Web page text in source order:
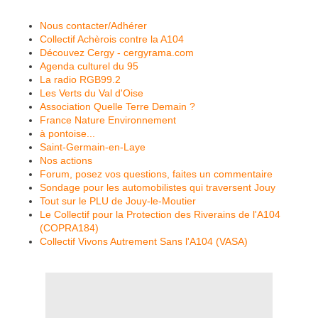
Nous contacter/Adhérer
Collectif Achèrois contre la A104
Découvez Cergy - cergyrama.com
Agenda culturel du 95
La radio RGB99.2
Les Verts du Val d'Oise
Association Quelle Terre Demain ?
France Nature Environnement
à pontoise...
Saint-Germain-en-Laye
Nos actions
Forum, posez vos questions, faites un commentaire
Sondage pour les automobilistes qui traversent Jouy
Tout sur le PLU de Jouy-le-Moutier
Le Collectif pour la Protection des Riverains de l'A104
(COPRA184)
Collectif Vivons Autrement Sans l'A104 (VASA)